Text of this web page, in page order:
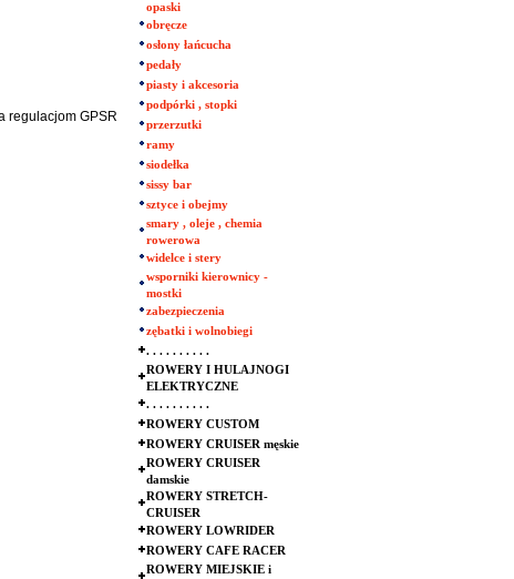
regulacjom GPSR
opaski
obręcze
osłony łańcucha
pedały
piasty i akcesoria
podpórki , stopki
przerzutki
ramy
siodełka
sissy bar
sztyce i obejmy
smary , oleje , chemia
rowerowa
widelce i stery
wsporniki kierownicy -
mostki
zabezpieczenia
zębatki i wolnobiegi
. . . . . . . . . .
ROWERY I HULAJNOGI
ELEKTRYCZNE
. . . . . . . . . .
ROWERY CUSTOM
ROWERY CRUISER męskie
ROWERY CRUISER
damskie
ROWERY STRETCH-
CRUISER
ROWERY LOWRIDER
ROWERY CAFE RACER
ROWERY MIEJSKIE i